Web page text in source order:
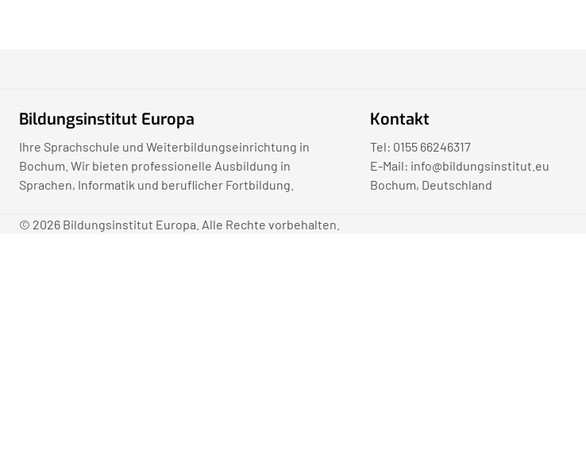
Bildungsinstitut Europa
Ihre Sprachschule und Weiterbildungseinrichtung in
Bochum. Wir bieten professionelle Ausbildung in
Sprachen, Informatik und beruflicher Fortbildung.
Kontakt
Tel: 0155 66246317
E-Mail: info@bildungsinstitut.eu
Bochum, Deutschland
© 2026 Bildungsinstitut Europa. Alle Rechte vorbehalten.